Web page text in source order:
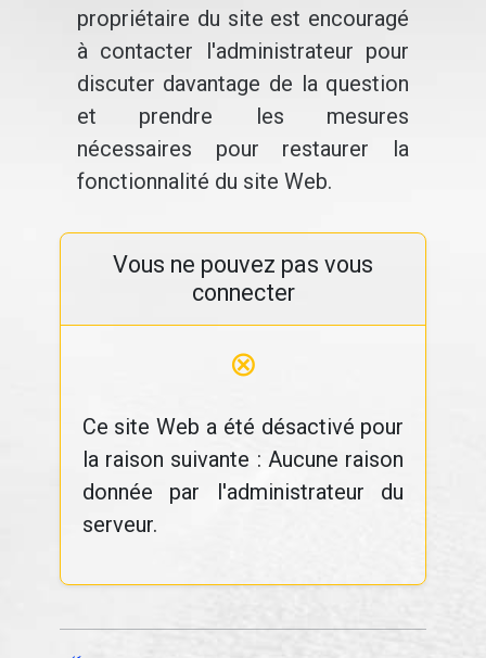
propriétaire du site est encouragé
à contacter l'administrateur pour
discuter davantage de la question
et prendre les mesures
nécessaires pour restaurer la
fonctionnalité du site Web.
Vous ne pouvez pas vous
connecter
⊗
Ce site Web a été désactivé pour
la raison suivante : Aucune raison
donnée par l'administrateur du
serveur.